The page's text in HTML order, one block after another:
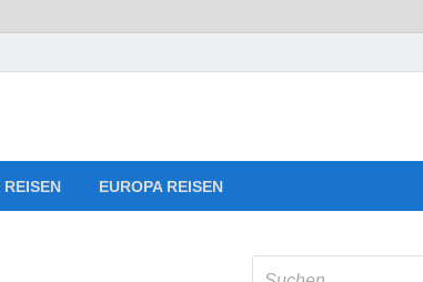
für Ihre perfekte
EUROPA REISEN